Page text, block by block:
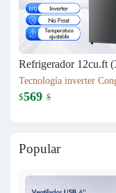
$569 $
Popular